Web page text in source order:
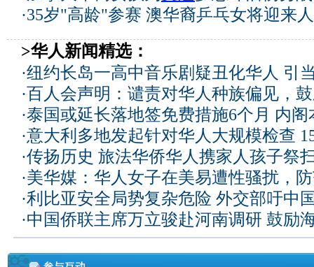
·35岁"高龄"参赛 澳华裔乒乓女将迎来
>华人新闻精选：
·纽约长岛一高中音乐剧疑丑化华人 引
·百人会声明：谴责对华人种族偏见，
·泰国或延长落地签免费措施6个月 内阁
·意大利多地发起针对华人大规模检查
·传扬历史 旅法华侨华人携家人孩子祭
·美华媒：华人女子在美易遭性骚扰，
·利比亚安全局势复杂危险 外交部吁中
·中国侨联主席万立骏赴河南调研 鼓励